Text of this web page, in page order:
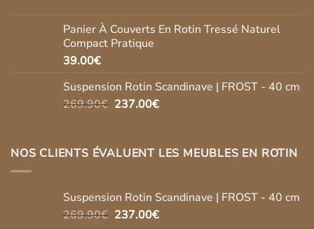
était :
279.90€.
est :
Panier À Couverts En Rotin Tressé Naturel
Compact Pratique
39.00€
Suspension Rotin Scandinave | FROST - 40 cm
269.90€ Le
était :
237.00€Le
est :
NOS CLIENTS ÉVALUENT LES MEUBLES EN ROTIN
Suspension Rotin Scandinave | FROST - 40 cm
269.90€ Le
237.00€Le